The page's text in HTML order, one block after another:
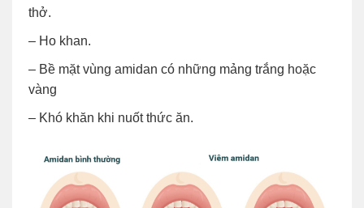
thở.
– Ho khan.
– Bề mặt vùng amidan có những mảng trắng hoặc
vàng
– Khó khăn khi nuốt thức ăn.